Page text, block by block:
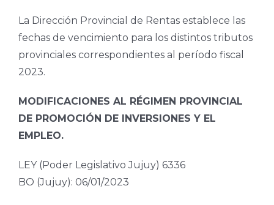
La Dirección Provincial de Rentas establece las
fechas de vencimiento para los distintos tributos
provinciales correspondientes al período fiscal
2023.
MODIFICACIONES AL RÉGIMEN PROVINCIAL
DE PROMOCIÓN DE INVERSIONES Y EL
EMPLEO.
LEY (Poder Legislativo Jujuy) 6336
BO (Jujuy): 06/01/2023